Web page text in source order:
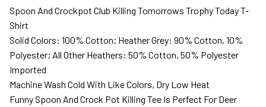
Spoon And Crockpot Club Killing Tomorrows Trophy Today T-
Shirt
Solid Colors: 100% Cotton; Heather Grey: 90% Cotton, 10%
Polyester; All Other Heathers: 50% Cotton, 50% Polyester
Imported
Machine Wash Cold With Like Colors, Dry Low Heat
Funny Spoon And Crock Pot Killing Tee Is Perfect For Deer